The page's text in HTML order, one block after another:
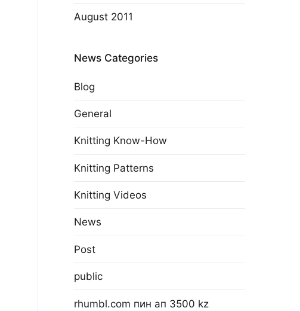
August 2011
News Categories
Blog
General
Knitting Know-How
Knitting Patterns
Knitting Videos
News
Post
public
rhumbl.com пин ап 3500 kz